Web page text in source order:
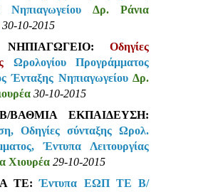
Νηπιαγωγείου Δρ. Ράνια
30-10-2015
Οδηγίες
Ωρολογίου Προγράμματος
Ένταξης ΝηπιαγωγείουΔρ.
30-10-2015
ΕΚΠΑΙΔΕΥΣΗ:
Οδηγίες σύνταξης Ωρολ.
Έντυπα Λειτουργίας
Χιουρέα 29-10-2015
ΤΕ:Έντυπα ΕΩΠ ΤΕ Β/